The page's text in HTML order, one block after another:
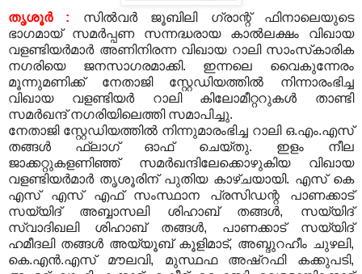
തൃശൂര്‍ : സില്‍വര്‍ ജൂബിലി ഗ്രാന്റ് ഫിനാലെയുടെ
ഭാഗമായ് സമര്‍പ്പണ സന്നദ്ധരായ കാല്‍ലക്ഷം വിഖായ
വളണ്ടിയര്‍മാര്‍ അണിനിരന്ന വിഖായ റാലി സാംസ്‌കാരിക
നഗരിയെ ജനസാഗരമാക്കി. ഇന്നലെ വൈകുന്നേരം
മൂന്നുമണിക്ക് നേതാജി സ്റ്റേഡിയത്തില്‍ നിന്നാരംഭിച്ച
വിഖായ വളണ്ടിയര്‍ റാലി കിലോമീറ്ററുകള്‍ താണ്ടി
സമര്‍ഖന്ദ് നഗരിയിലെത്തി സമാപിച്ചു.
നേതാജി സ്റ്റേഡിയത്തില്‍ നിന്നുമാരംഭിച്ച റാലി ഒ.എം.എസ്
തങ്ങള്‍ ഫ്ലാഗ് ഓഫ് ചെയ്തു. ഇളം നീല
ജാക്കറ്റുകളണിഞ്ഞ് സമര്‍ഖന്ദിലേക്കൊഴുകിയ വിഖായ
വളണ്ടിയര്‍മാര്‍ തൃശൂരിന് പുതിയ കാഴ്ചയായി. എസ് കെ
എസ് എസ് എഫ് സംസ്ഥാന പ്രസിഡന്റ പാണക്കാട്
സയ്യിദ് അബ്ബാസലി ശിഹാബ് തങ്ങള്‍, സയ്യിദ്
സ്വാദിഖലി ശിഹാബ് തങ്ങള്‍, പാണക്കാട് സയ്യിദ്
ഹമീദലി തങ്ങള്‍ അയ്യൂബ് കൂളിമാട്, അബ്ദുറഹീം ചുഴലി,
കെ.എന്‍.എസ് മൗലവി, മുസ്ഥഫ അഷ്‌റഫി കക്കുപടി,